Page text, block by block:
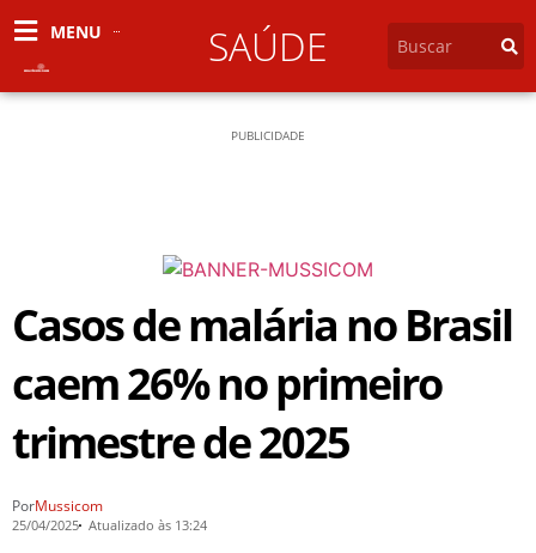
MENU SAÚDE
PUBLICIDADE
Casos de malária no Brasil
caem 26% no primeiro
trimestre de 2025
PorMussicom
25/04/2025 Atualizado às 13:24